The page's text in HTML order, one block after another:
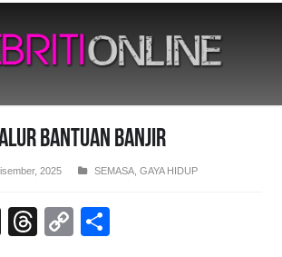
BANTUAN BANJIR
2025 SEMASA ,GAYA HIDUP
X
T
C